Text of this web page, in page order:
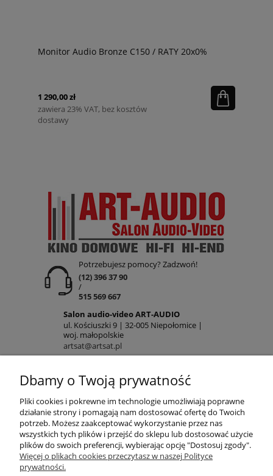
Monitor Audio Bronze C150 / RATY 20x0%
1 290,00 zł
zawiera 23% VAT, bez kosztów
dostawy
Potrzebujesz pomocy? Zadzwoń!
(12) 396 37 90
/
515 569 667
Salon audio-video ART-AUDIO
ul. Kościuszki 9 | 32-005 Niepołomice |
woj. małopolskie
artsat@artsat.pl
NIP: 6782225502 | REGON: 120645712
POMOC
MOJE KONTO
Dbamy o Twoją prywatność
Pliki cookies i pokrewne im technologie umożliwiają poprawne
działanie strony i pomagają nam dostosować ofertę do Twoich
potrzeb. Możesz zaakceptować wykorzystanie przez nas
wszystkich tych plików i przejść do sklepu lub dostosować użycie
plików do swoich preferencji, wybierając opcję "Dostosuj zgody".
Więcej o plikach cookies przeczytasz w naszej Polityce
prywatności.